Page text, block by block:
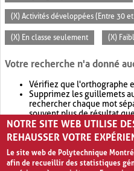
(X) Activités développées (Entre 30
(X) En classe seulement (X)
Votre recherche n'a donné
Vérifiez que l'orthographe
Supprimez les guillemets
rechercher chaque mot
souvent plus de résultat
Envisagez d'élargir votre
retournera souvent plus
NOTRE SITE WEB UTILISE
REHAUSSER VOTRE
Le site web de Polytechnique
afin de recueillir des statistiques